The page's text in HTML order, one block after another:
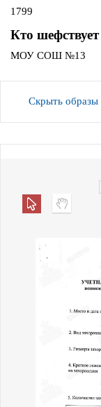
1799
Кто
МОУ СОШ №13
Скрыть образы